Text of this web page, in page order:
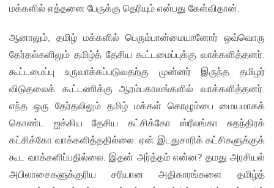
மக்களில் எத்தனை பேருக்கு தெரியும் என்பது கேள்விதான்.
ஆனாலும், தமிழ் மக்களில் பெரும்பான்மையானோர் ஒவ்வொரு
தேர்தல்களிலும் தமிழ்த் தேசிய கூட்டமைப்புக்கு வாக்களித்தனர்.
கூட்டமைப்பு உருவாக்கப்படுவதற்கு முன்னர் இருந்த தமிழர்
விடுதலைக் கூட்டணிக்கு ஆரம்பகாலங்களில் வாக்களித்தனர்.
எந்த ஒரு தேர்தலிலும் தமிழ் மக்கள் கொழும்பை மையமாகக்
கொண்ட ஐக்கிய தேசிய கட்சிக்கோ ஸ்ரீலங்கா சுதந்திரக்
கட்சிக்கோ வாக்களித்ததில்லை. ஏன் இடதுசாரிக் கட்சிகளுக்குக்
கூட வாக்களிப்பதில்லை. இதன் அர்த்தம் என்ன? தமது அரசியல்
அபிலாசைகளுக்குரிய சரியான அதிகாரங்களை தமிழ்த்